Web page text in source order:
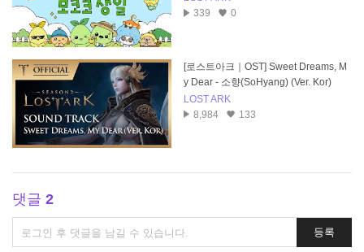
339
0
[로스트아크｜OST] Sweet Dreams, M
y Dear - 소향(SoHyang) (Ver. Kor)
LOST ARK
8,984
133
댓글 2
댓
글
등록